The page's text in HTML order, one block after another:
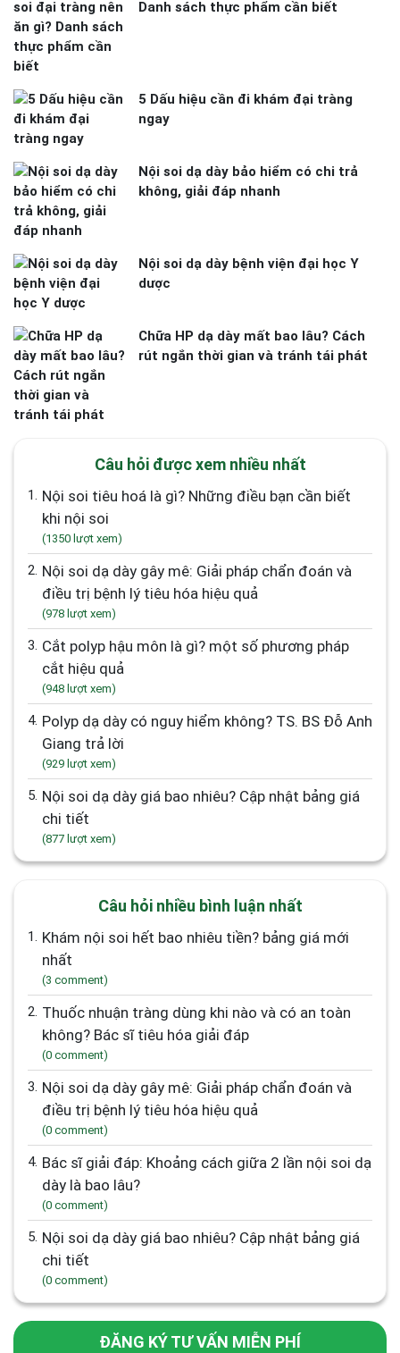
Danh sách thực phẩm cần biết
5 Dấu hiệu cần đi khám đại tràng
ngay
Nội soi dạ dày bảo hiểm có chi trả
không, giải đáp nhanh
Nội soi dạ dày bệnh viện đại học Y
dược
Chữa HP dạ dày mất bao lâu? Cách
rút ngắn thời gian và tránh tái phát
Câu hỏi được xem nhiều nhất
1. Nội soi tiêu hoá là gì? Những điều bạn cần biết
khi nội soi
(1350 lượt xem)
2. Nội soi dạ dày gây mê: Giải pháp chẩn đoán và
điều trị bệnh lý tiêu hóa hiệu quả
(978 lượt xem)
3. Cắt polyp hậu môn là gì? một số phương pháp
cắt hiệu quả
(948 lượt xem)
4. Polyp dạ dày có nguy hiểm không? TS. BS Đỗ Anh
Giang trả lời
(929 lượt xem)
5. Nội soi dạ dày giá bao nhiêu? Cập nhật bảng giá
chi tiết
(877 lượt xem)
Câu hỏi nhiều bình luận nhất
1. Khám nội soi hết bao nhiêu tiền? bảng giá mới
nhất
(3 comment)
2. Thuốc nhuận tràng dùng khi nào và có an toàn
không? Bác sĩ tiêu hóa giải đáp
(0 comment)
3. Nội soi dạ dày gây mê: Giải pháp chẩn đoán và
điều trị bệnh lý tiêu hóa hiệu quả
(0 comment)
4. Bác sĩ giải đáp: Khoảng cách giữa 2 lần nội soi dạ
dày là bao lâu?
(0 comment)
5. Nội soi dạ dày giá bao nhiêu? Cập nhật bảng giá
chi tiết
(0 comment)
ĐĂNG KÝ TƯ VẤN MIỄN PHÍ